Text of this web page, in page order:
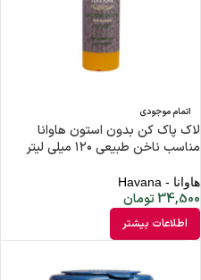
اتمام موجودی
لاک پاک کن بدون استون هاوانا
مناسب ناخن طبیعی ۱۲۰ میلی لیتر
هاوانا - Havana
34,500 تومان
اطلاعات بیشتر